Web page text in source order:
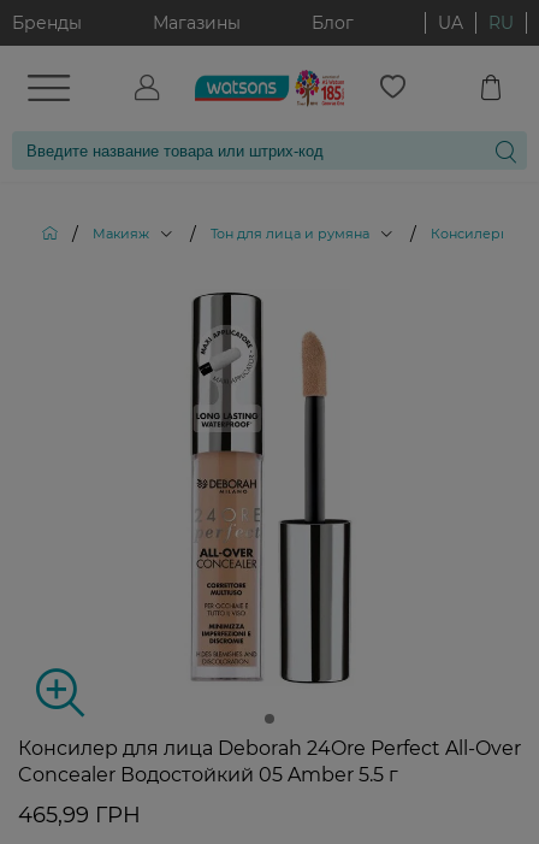
Бренды Магазины Блог UA RU
/ Макияж / Тон для лица и румяна / Консилеры
Консилер для лица Deborah 24Ore Perfect All-Over
Concealer Водостойкий 05 Amber 5.5 г
465,99 ГРН